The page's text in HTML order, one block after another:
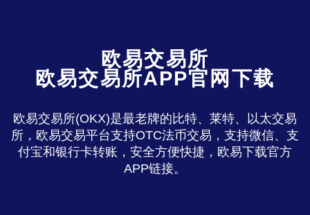
欧易交易所
欧易交易所APP官网下载
欧易交易所(OKX)是最老牌的比特、莱特、以太交易
所，欧易交易平台支持OTC法币交易，支持微信、支
付宝和银行卡转账，安全方便快捷，欧易下载官方
APP链接。